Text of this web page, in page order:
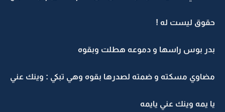
حقوق ليست له !
بدر بوس راسها و دموعه هطلت وبقوه
مضاوي مسكته و ضمته لصدرها بقوه وهي تبكي : وينك عني
يا يمه وينك عني يايمه